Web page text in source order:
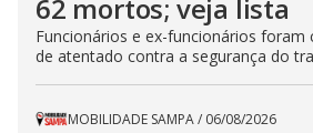
62 mortos; veja lista
Funcionários e ex-funcionários foram
de atentado contra a segurança do
MOBILIDADE SAMPA/ 06/08/2026